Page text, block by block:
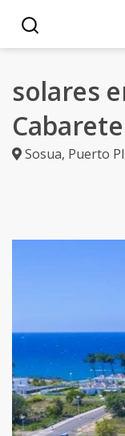
solares
Cabarete
Sosua, Puerto